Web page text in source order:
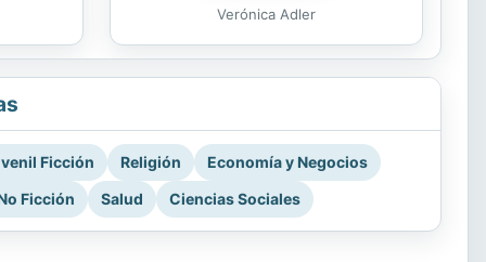
Verónica Adler
Ficción Religión
Economía y Negocios
Ficción
Salud Ciencias Sociales